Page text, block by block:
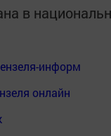
в
информ
онлайн